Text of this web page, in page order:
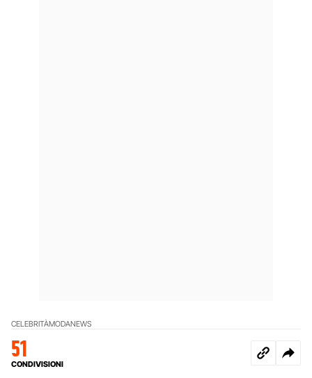
CELEBRITÀMODANEWS
51
CONDIVISIONI